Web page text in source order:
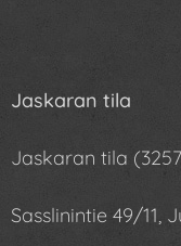
Jaskaran tila
Jaskaran tila
Sasslinintie 49/11,